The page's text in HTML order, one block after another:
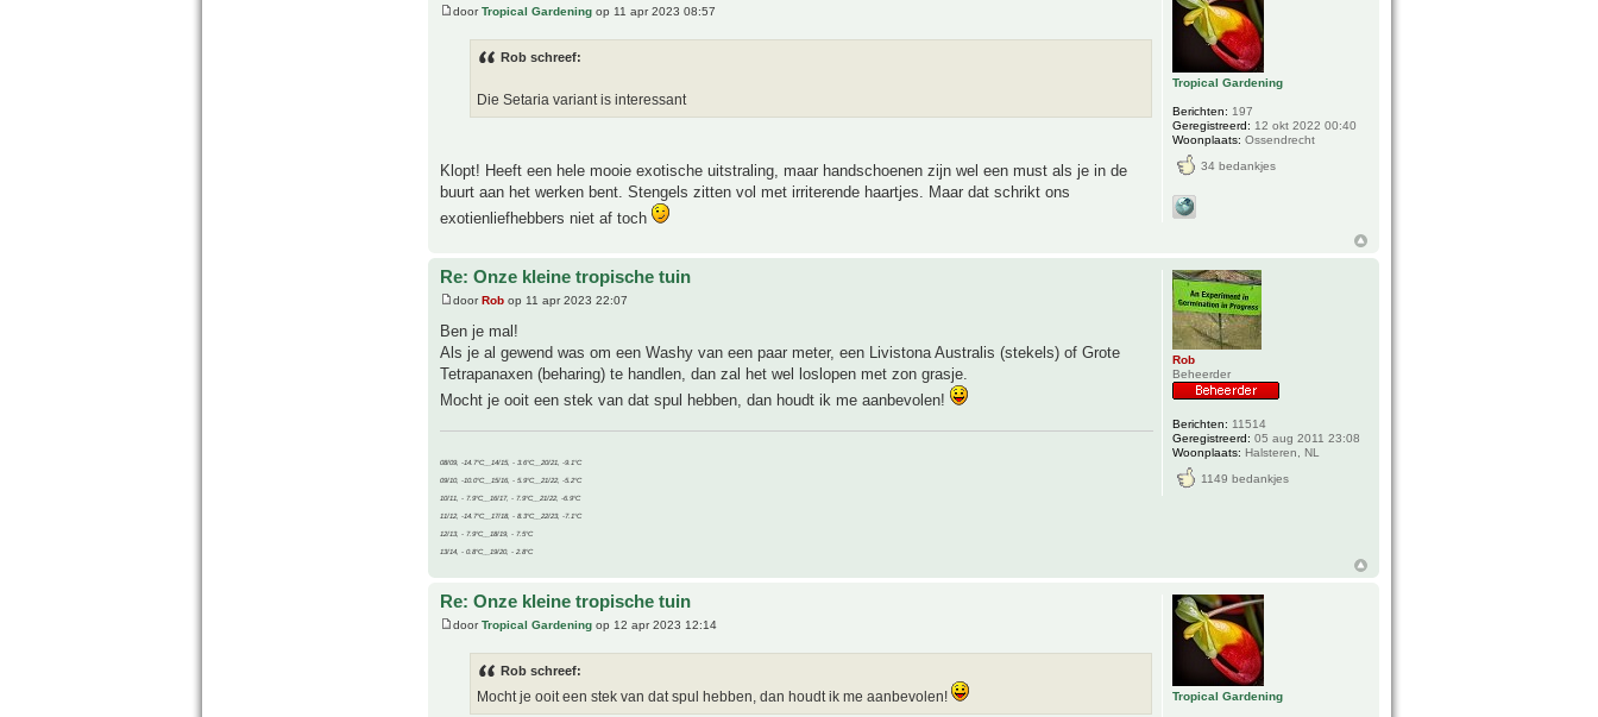
doorTropical Gardening op 11 apr 2023 08:57
Rob schreef:
Die Setaria variant is interessant
Klopt! Heeft een hele mooie exotische uitstraling, maar handschoenen zijn wel een must als je in de
buurt aan het werken bent. Stengels zitten vol met irriterende haartjes. Maar dat schrikt ons
exotienliefhebbers niet af toch
Tropical Gardening
Berichten: 197
Geregistreerd: 12 okt 2022 00:40
Woonplaats: Ossendrecht
34 bedankjes
Re: Onze kleine tropische tuin
doorRob op 11 apr 2023 22:07
Ben je mal!
Als je al gewend was om een Washy van een paar meter, een Livistona Australis (stekels) of Grote
Tetrapanaxen (beharing) te handlen, dan zal het wel loslopen met zon grasje.
Mocht je ooit een stek van dat spul hebben, dan houdt ik me aanbevolen!
08/09, -14.7°C__14/15, - 3.6°C__20/21, -9.1°C
09/10, -10.0°C__15/16, - 5.9°C__21/22, -5.2°C
10/11, - 7.9°C__16/17, - 7.9°C__21/22, -6.9°C
11/12, -14.7°C__17/18, - 8.3°C__22/23, -7.1°C
12/13, - 7.9°C__18/19, - 7.5°C
13/14, - 0.8°C__19/20, - 2.8°C
Rob
Beheerder
Berichten: 11514
Geregistreerd: 05 aug 2011 23:08
Woonplaats: Halsteren, NL
1149 bedankjes
Re: Onze kleine tropische tuin
doorTropical Gardening op 12 apr 2023 12:14
Rob schreef:
Mocht je ooit een stek van dat spul hebben, dan houdt ik me aanbevolen! Tropical Gardening